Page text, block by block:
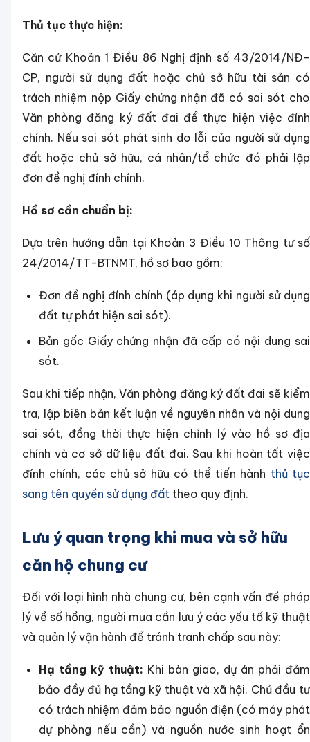
Thủ tục thực hiện:
Căn cứ Khoản 1 Điều 86 Nghị định số 43/2014/NĐ-
CP, người sử dụng đất hoặc chủ sở hữu tài sản có
trách nhiệm nộp Giấy chứng nhận đã có sai sót cho
Văn phòng đăng ký đất đai để thực hiện việc đính
chính. Nếu sai sót phát sinh do lỗi của người sử dụng
đất hoặc chủ sở hữu, cá nhân/tổ chức đó phải lập
đơn đề nghị đính chính.
Hồ sơ cần chuẩn bị:
Dựa trên hướng dẫn tại Khoản 3 Điều 10 Thông tư số
24/2014/TT-BTNMT, hồ sơ bao gồm:
Đơn đề nghị đính chính (áp dụng khi người sử dụng
đất tự phát hiện sai sót).
Bản gốc Giấy chứng nhận đã cấp có nội dung sai
sót.
Sau khi tiếp nhận, Văn phòng đăng ký đất đai sẽ kiểm
tra, lập biên bản kết luận về nguyên nhân và nội dung
sai sót, đồng thời thực hiện chỉnh lý vào hồ sơ địa
chính và cơ sở dữ liệu đất đai. Sau khi hoàn tất việc
đính chính, các chủ sở hữu có thể tiến hành thủ tục
sang tên quyền sử dụng đất theo quy định.
Lưu ý quan trọng khi mua và sở hữu
căn hộ chung cư
Đối với loại hình nhà chung cư, bên cạnh vấn đề pháp
lý về sổ hồng, người mua cần lưu ý các yếu tố kỹ thuật
và quản lý vận hành để tránh tranh chấp sau này:
Hạ tầng kỹ thuật: Khi bàn giao, dự án phải đảm
bảo đầy đủ hạ tầng kỹ thuật và xã hội. Chủ đầu tư
có trách nhiệm đảm bảo nguồn điện (có máy phát
dự phòng nếu cần) và nguồn nước sinh hoạt ổn